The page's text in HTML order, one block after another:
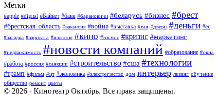
Метки
#apple #digital #Байнет #банк #барановичи #беларусь #бизнес #брест
#брестская_область #вакансия #война #выставка #гаи #двери #деньги #ес
#загадка #зарплата #иллюзия #кино #космос #кризис #маркетинг
#недвижимость #новости компаний #образование #окна
#работа #россия #санкции #строительство #сша #технологии
#трамп #фильм #цт #экономика #электричество дом интерьер лизинг обучение
общество ремонт цветы
© 2026 - Кинотеатр Октябрь. Все права защищены.